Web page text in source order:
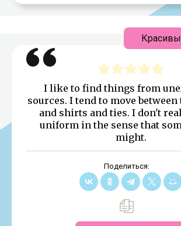
I like to find things from
sources. I tend to move
and shirts and ties. I don't
uniform in the sense that
might.
Поделиться: